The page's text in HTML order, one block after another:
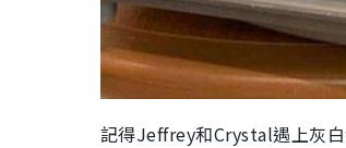
記得Jeffrey和Crystal遇上灰